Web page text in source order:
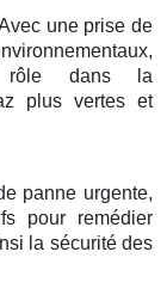
une prise de
rôle dans la
plus vertes et
panne urgente,
pour remédier
la sécurité des